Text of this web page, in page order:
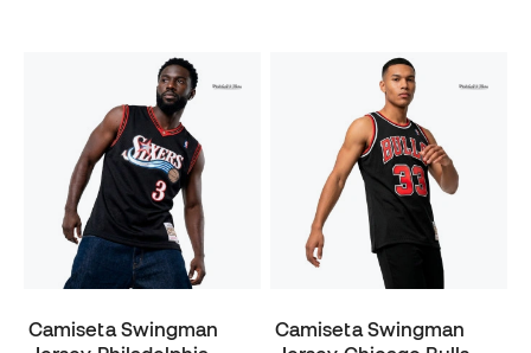
Camiseta Swingman
Camiseta Swingman